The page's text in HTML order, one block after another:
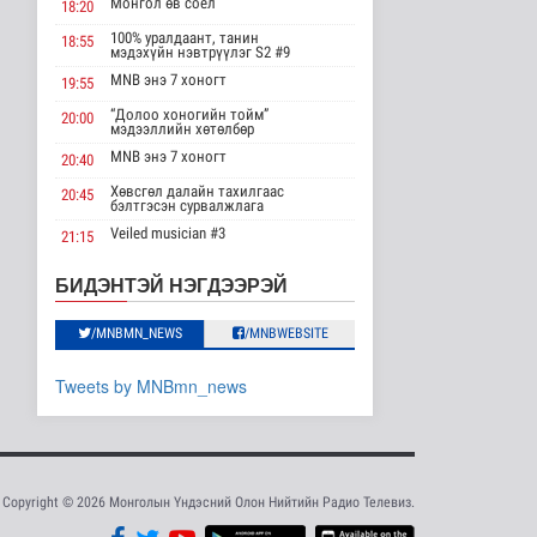
эрхлэгчдийг дэмжих
Нийгэм
2026-08-08 17:16
Сүхбаатар суманд
баригдаж буй 70 МВт-
ын хүчин ча..
Улс төр
2026-08-08 17:02
ашиглалтад орох..
2026-08-08 15:56
Улаанбаатарт шөнөдөө
2026-08-08 15:01
Хүүхдийн эрүүл,
18:20
18:55
100% уралдаант, танин
мэдэхүйн нэвтрүүлэг S2 #9
19:55
MNB энэ 7 хоногт
20:00
“Долоо хоногийн тойм”
мэдээллийн хөтөлбөр
20:40
MNB энэ 7 хоногт
20:45
Хөвсгөл далайн тахилгаас
бэлтгэсэн сурвалжлага
21:15
Veiled musician #3
23:35
“Гэрэлтэй цонх” үдшийн
хөтөлбөр
БИДЭНТЭЙ НЭГДЭЭРЭЙ
/MNBMN_NEWS /MNBWEBSITE
Tweets by MNBmn_news
Copyright © 2026 Монголын Үндэсний Олон Нийтийн Радио Телевиз.